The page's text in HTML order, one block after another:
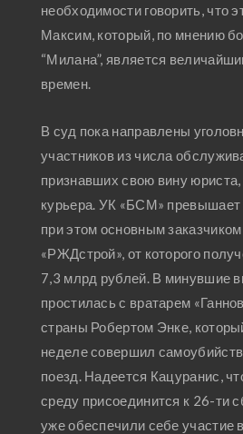
необходимости говорить, что
Максим, который, по мнению
“Милана”, является
времен.
В суд пока направлены
участников из числа
признавших свою вину юриста,
курьера. УК «БСМ»
при этом основным
«РЖДстрой», от которого
7,3 млрд рублей. В минувшие
простилась с вратарем
страны Робертом Энке,
неделе совершил
поезд. Надеется Кацуранис,
среду присоединится к 26-ти
уже обеспечили себе участие